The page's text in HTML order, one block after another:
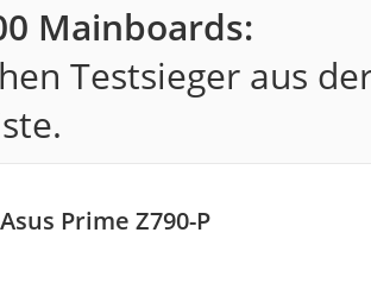
Mainboards:
Testsieger aus
Asus Prime Z790-P